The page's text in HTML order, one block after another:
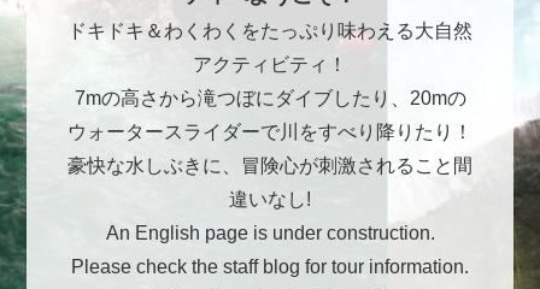
ドキドキ＆わくわくをたっぷり味わえる大自然
アクティビティ！
7mの高さから滝つぼにダイブしたり、20mの
ウォータースライダーで川をすべり降りたり！
豪快な水しぶきに、冒険心が刺激されること間
違いなし!
An English page is under construction.
Please check the staff blog for tour information.